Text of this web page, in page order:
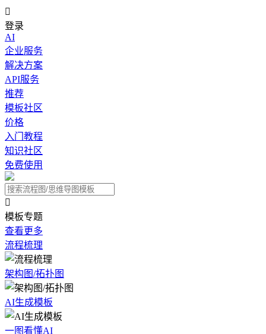

登录
AI
企业服务
解决方案
API服务
推荐
模板社区
价格
入门教程
知识社区
免费使用

模板专题
查看更多
流程梳理
架构图/拓扑图
AI生成模板
一图看懂AI